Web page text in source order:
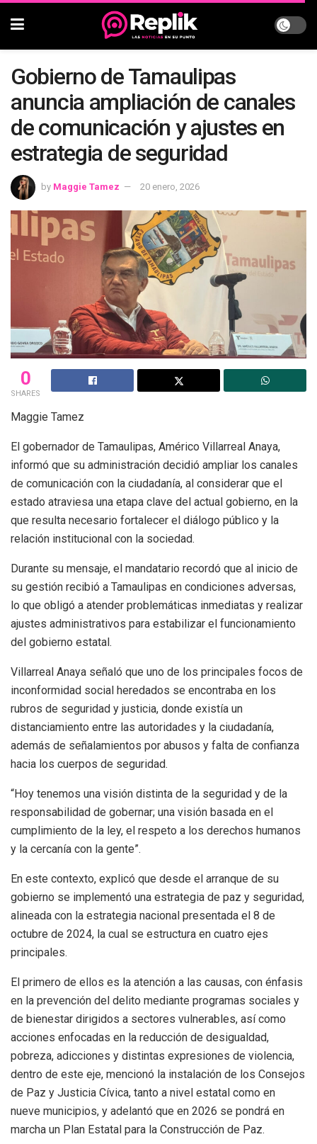
Gobierno de Tamaulipas
anuncia ampliación de canales
de comunicación y ajustes en
estrategia de seguridad
by Maggie Tamez 20 enero, 2026
0
SHARES
Maggie Tamez
El gobernador de Tamaulipas, Américo Villarreal Anaya,
informó que su administración decidió ampliar los canales
de comunicación con la ciudadanía, al considerar que el
estado atraviesa una etapa clave del actual gobierno, en la
que resulta necesario fortalecer el diálogo público y la
relación institucional con la sociedad.
Durante su mensaje, el mandatario recordó que al inicio de
su gestión recibió a Tamaulipas en condiciones adversas,
lo que obligó a atender problemáticas inmediatas y realizar
ajustes administrativos para estabilizar el funcionamiento
del gobierno estatal.
Villarreal Anaya señaló que uno de los principales focos de
inconformidad social heredados se encontraba en los
rubros de seguridad y justicia, donde existía un
distanciamiento entre las autoridades y la ciudadanía,
además de señalamientos por abusos y falta de confianza
hacia los cuerpos de seguridad.
“Hoy tenemos una visión distinta de la seguridad y de la
responsabilidad de gobernar; una visión basada en el
cumplimiento de la ley, el respeto a los derechos humanos
y la cercanía con la gente”.
En este contexto, explicó que desde el arranque de su
gobierno se implementó una estrategia de paz y seguridad,
alineada con la estrategia nacional presentada el 8 de
octubre de 2024, la cual se estructura en cuatro ejes
principales.
El primero de ellos es la atención a las causas, con énfasis
en la prevención del delito mediante programas sociales y
de bienestar dirigidos a sectores vulnerables, así como
acciones enfocadas en la reducción de desigualdad,
pobreza, adicciones y distintas expresiones de violencia,
dentro de este eje, mencionó la instalación de los Consejos
de Paz y Justicia Cívica, tanto a nivel estatal como en
nueve municipios, y adelantó que en 2026 se pondrá en
marcha un Plan Estatal para la Construcción de Paz.